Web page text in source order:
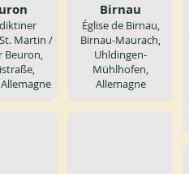
Martin /
Beuron,
Birnau
Église de Birnau,
Birnau-Maurach,
Uhldingen-
Mühlhofen,
Allemagne